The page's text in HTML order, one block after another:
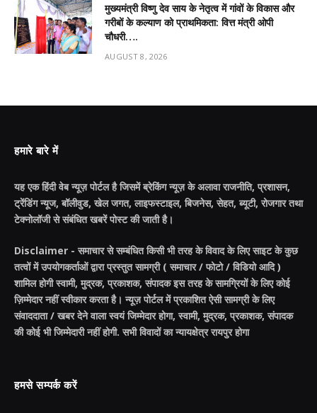
मुख्यमंत्री विष्णु देव साय के नेतृत्व में गांवों के विकास और
गरीबों के कल्याण को प्राथमिकता: वित्त मंत्री ओपी
चौधरी….
AUGUST 8, 2026
हमारे बारे में
यह एक हिंदी वेब न्यूज़ पोर्टल है जिसमें ब्रेकिंग न्यूज़ के अलावा राजनीति, प्रशासन,
ट्रेंडिंग न्यूज, बॉलीवुड, खेल जगत, लाइफस्टाइल, बिजनेस, सेहत, ब्यूटी, रोजगार तथा
टेक्नोलॉजी से संबंधित खबरें पोस्ट की जाती है।
Disclaimer - समाचार से सम्बंधित किसी भी तरह के विवाद के लिए साइट के कुछ
तत्वों में उपयोगकर्ताओं द्वारा प्रस्तुत सामग्री ( समाचार / फोटो / विडियो आदि )
शामिल होगी स्वामी, मुद्रक, प्रकाशक, संपादक इस तरह के सामग्रियों के लिए कोई
ज़िम्मेदार नहीं स्वीकार करता है। न्यूज़ पोर्टल में प्रकाशित ऐसी सामग्री के लिए
संवाददाता / खबर देने वाला स्वयं जिम्मेदार होगा, स्वामी, मुद्रक, प्रकाशक, संपादक
की कोई भी जिम्मेदारी नहीं होगी. सभी विवादों का न्यायक्षेत्र रायपुर होगा
हमसे सम्पर्क करें